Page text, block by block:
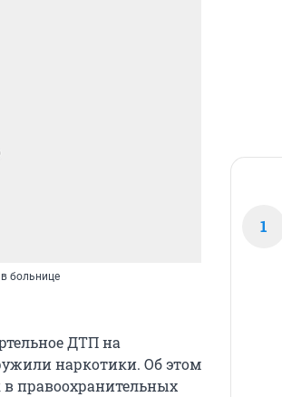
больнице
ДТП на
наркотики. Об этом
правоохранительных
1